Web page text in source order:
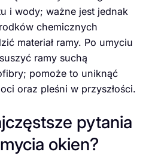
i wody; ważne jest jednak
chemicznych
materiał ramy. Po umyciu
ramy suchą
pomoże to uniknąć
oraz pleśni w przyszłości.
pytania
okien?